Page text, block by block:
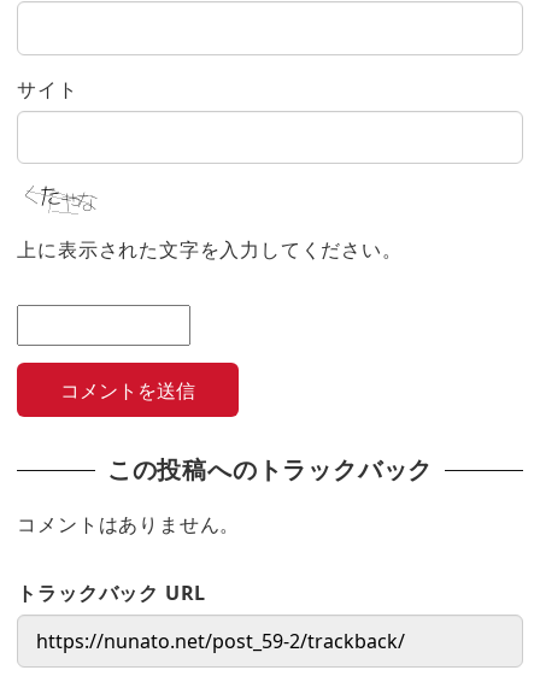
サイト
上に表示された文字を入力してください。
この投稿へのトラックバック
コメントはありません。
トラックバック URL